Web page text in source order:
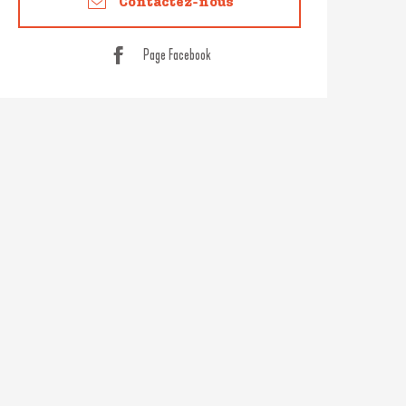
Contactez-nous
Page Facebook